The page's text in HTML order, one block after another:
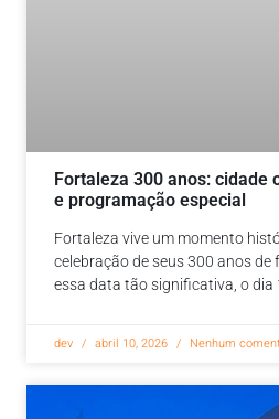
Fortaleza 300 anos: cidade
e programação especial
Fortaleza vive um momento
celebração de seus 300 anos
essa data tão significativa, o dia
dev abril 10, 2026 Nenhum